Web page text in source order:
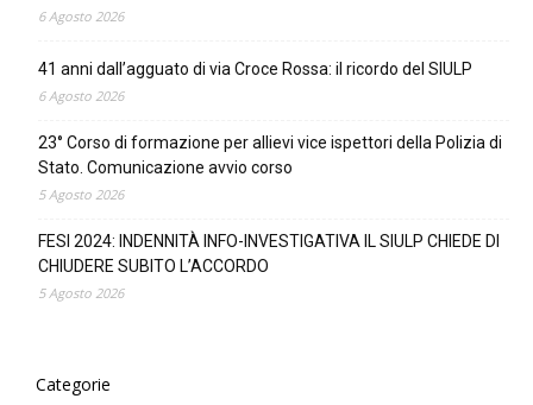
6 Agosto 2026
41 anni dall’agguato di via Croce Rossa: il ricordo del SIULP
6 Agosto 2026
23° Corso di formazione per allievi vice ispettori della Polizia di
Stato. Comunicazione avvio corso
5 Agosto 2026
FESI 2024: INDENNITÀ INFO-INVESTIGATIVA IL SIULP CHIEDE DI
CHIUDERE SUBITO L’ACCORDO
5 Agosto 2026
Categorie